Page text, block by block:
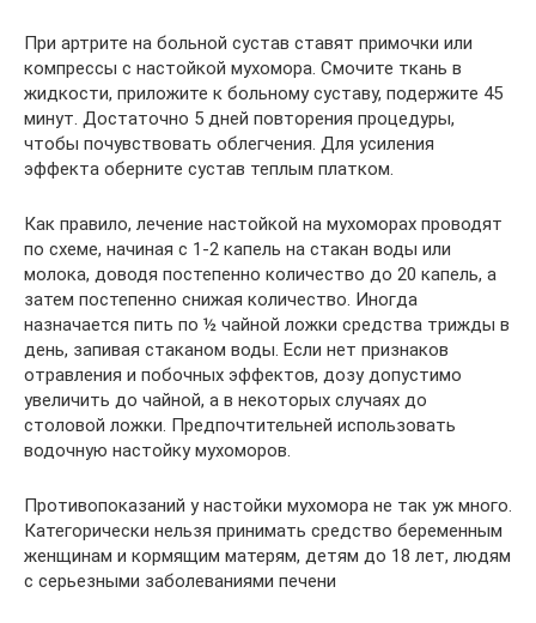
При артрите на больной сустав ставят примочки или
компрессы с настойкой мухомора. Смочите ткань в
жидкости, приложите к больному суставу, подержите 45
минут. Достаточно 5 дней повторения процедуры,
чтобы почувствовать облегчения. Для усиления
эффекта оберните сустав теплым платком.
Как правило, лечение настойкой на мухоморах проводят
по схеме, начиная с 1-2 капель на стакан воды или
молока, доводя постепенно количество до 20 капель, а
затем постепенно снижая количество. Иногда
назначается пить по ½ чайной ложки средства трижды в
день, запивая стаканом воды. Если нет признаков
отравления и побочных эффектов, дозу допустимо
увеличить до чайной, а в некоторых случаях до
столовой ложки. Предпочтительней использовать
водочную настойку мухоморов.
Противопоказаний у настойки мухомора не так уж много.
Категорически нельзя принимать средство беременным
женщинам и кормящим матерям, детям до 18 лет, людям
с серьезными заболеваниями печени